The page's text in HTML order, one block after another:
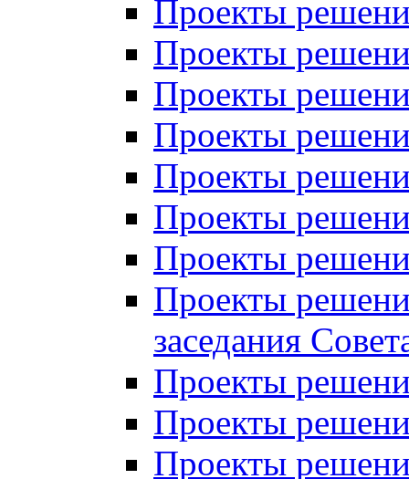
Проекты
Проекты
Проекты
Проекты
Проекты
Проекты
Проекты
Проекты
заседания
Проекты
Проекты
Проекты